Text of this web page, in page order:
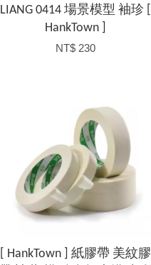
LIANG 0414 場景模型 袖珍 [
HankTown ]
NT$ 230
[ HankTown ] 紙膠帶 美紋膠